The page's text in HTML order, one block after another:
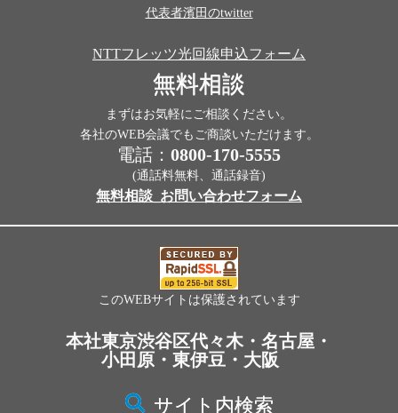
代表者濱田のtwitter
NTTフレッツ光回線申込フォーム
無料相談
まずはお気軽にご相談ください。
各社のWEB会議でもご商談いただけます。
電話： 0800-170-5555
(通話料無料、通話録音)
無料相談_お問い合わせフォーム
このWEBサイトは保護されています
本社東京渋谷区代々木・名古屋・
小田原・東伊豆・大阪
サイト内検索